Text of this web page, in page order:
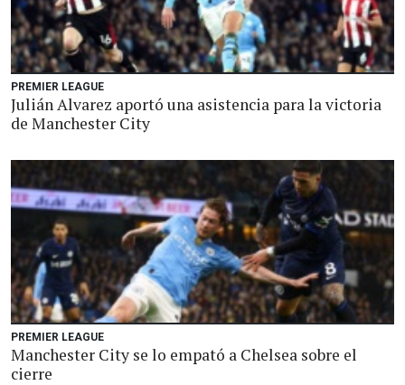
PREMIER LEAGUE
Julián Alvarez aportó una asistencia para la victoria
de Manchester City
PREMIER LEAGUE
Manchester City se lo empató a Chelsea sobre el
cierre